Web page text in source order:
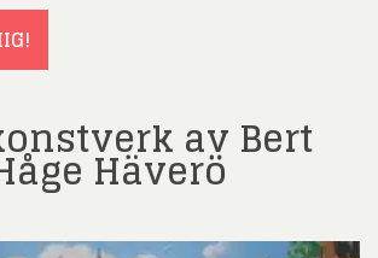
av Bert
Häverö